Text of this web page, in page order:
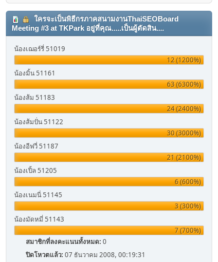
ใครจะเป็นพิธีกรภาคสนามงานThaiSEOBoard
Meeting #3 at TKPark อยู่ที่คุณ.....เป็นผู้ตัดสิน....
น้องเฌอร์รี่ 51019
12 (1200%)
น้องมิ้น 51161
63 (6300%)
น้องส้ม 51183
24 (2400%)
น้องส้มปั่น 51122
30 (3000%)
น้องอีฟวี่ 51187
21 (2100%)
น้องเปิ้ล 51205
6 (600%)
น้องเนมนี่ 51145
3 (300%)
น้องมัดหมี่ 51143
7 (700%)
สมาชิกที่ลงคะแนนทั้งหมด: 0
ปิดโหวตแล้ว: 07 ธันวาคม 2008, 00:19:31